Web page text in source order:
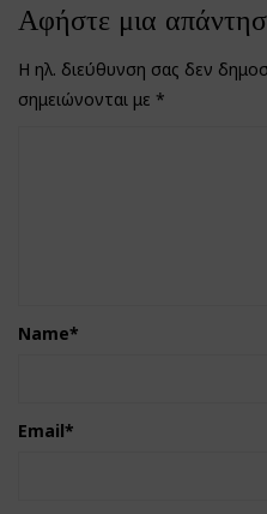
Αφήστε μια
Η ηλ. διεύθυνση σας δεν
σημειώνονται με *
Name*
Email*